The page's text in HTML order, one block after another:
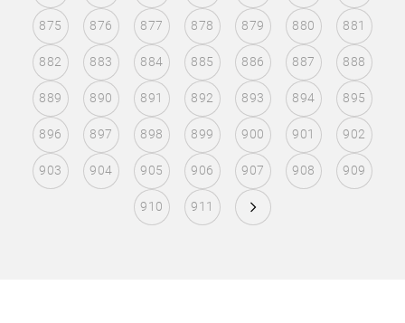
875 876 877 878 879 880 881
882 883 884 885 886 887 888
889 890 891 892 893 894 895
896 897 898 899 900 901 902
903 904 905 906 907 908 909
910 911